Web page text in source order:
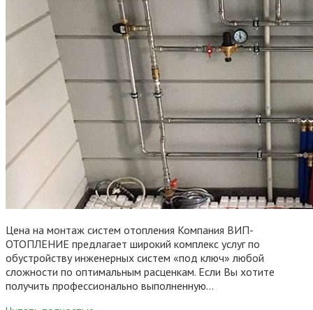
Цена на монтаж систем отопления Компания ВИП-
ОТОПЛЕНИЕ предлагает широкий комплекс услуг по
обустройству инженерных систем «под ключ» любой
сложности по оптимальным расценкам. Если Вы хотите
получить профессионально выполненную…